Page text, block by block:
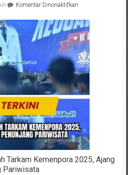
Komentar Dinonaktifkanpada
Garam
PT
Sumatraco
Langgeng
Abadi
Gelar
Workshop
Khusus
dalam
Rangka
Tarkam Kemenpora 2025, Ajang
Pariwisata